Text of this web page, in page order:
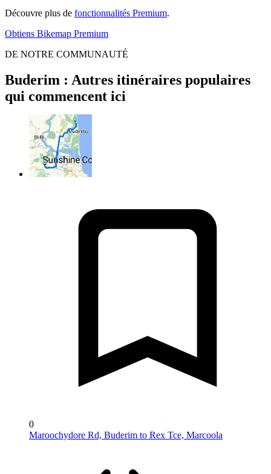
Découvre plus de fonctionnalités Premium.
Obtiens Bikemap Premium
DE NOTRE COMMUNAUTÉ
Buderim : Autres itinéraires populaires
qui commencent ici
0
Maroochydore Rd, Buderim to Rex Tce, Marcoola